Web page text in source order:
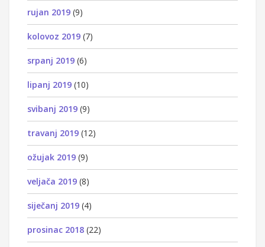
rujan 2019 (9)
kolovoz 2019 (7)
srpanj 2019 (6)
lipanj 2019 (10)
svibanj 2019 (9)
travanj 2019 (12)
ožujak 2019 (9)
veljača 2019 (8)
siječanj 2019 (4)
prosinac 2018 (22)